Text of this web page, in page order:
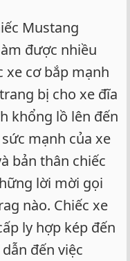
Mustang
được nhiều
xe cơ bắp mạnh
bị cho xe đĩa
khổng lồ lên đến
mạnh của xe
bản thân chiếc
lời mời gọi
nào. Chiếc xe
ly hợp kép đến
đến việc